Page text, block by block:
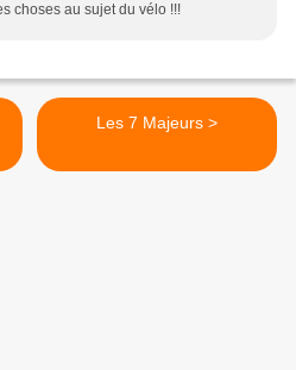
choses au sujet du vélo !!!
Les 7 Majeurs >